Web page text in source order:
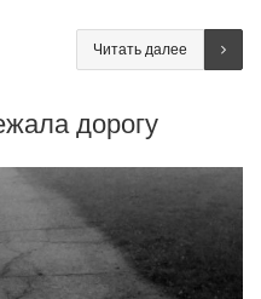
Читать далее
дорогу